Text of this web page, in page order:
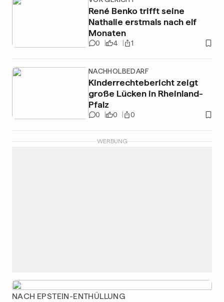
René Benko trifft seine
Nathalie erstmals nach elf
Monaten
0 4 1
NACHHOLBEDARF
Kinderrechtebericht zeigt
große Lücken in Rheinland-
Pfalz
0 0 0
WERBUNG
NACH EPSTEIN-ENTHÜLLUNG